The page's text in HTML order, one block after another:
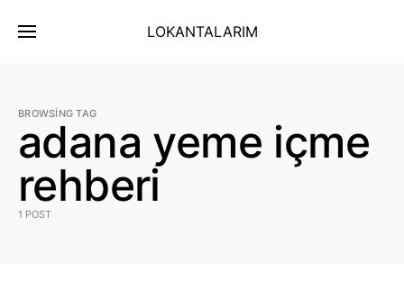
LOKANTALARIM
BROWSING TAG
adana yeme içme
rehberi
1 POST